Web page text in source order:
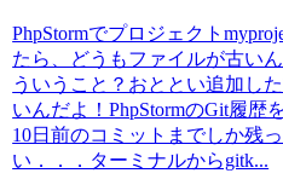
PhpStormでプロジェクト
たら、どうもファイルが古い
ういうこと？おととい追加し
いんだよ！PhpStormのGit履歴
10日前のコミットまでしか残
い．．．ターミナルからgitk...